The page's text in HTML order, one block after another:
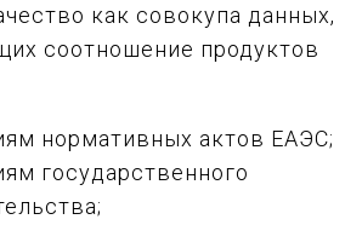
как совокупа данных,
соотношение продуктов
нормативных актов ЕАЭС;
государственного